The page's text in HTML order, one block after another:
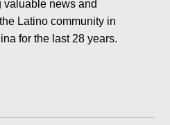
valuable news and
Latino community in
for the last 28 years.